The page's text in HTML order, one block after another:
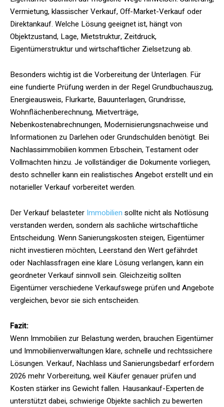
Vermietung, klassischer Verkauf, Off-Market-Verkauf oder
Direktankauf. Welche Lösung geeignet ist, hängt von
Objektzustand, Lage, Mietstruktur, Zeitdruck,
Eigentümerstruktur und wirtschaftlicher Zielsetzung ab.
Besonders wichtig ist die Vorbereitung der Unterlagen. Für
eine fundierte Prüfung werden in der Regel Grundbuchauszug,
Energieausweis, Flurkarte, Bauunterlagen, Grundrisse,
Wohnflächenberechnung, Mietverträge,
Nebenkostenabrechnungen, Modernisierungsnachweise und
Informationen zu Darlehen oder Grundschulden benötigt. Bei
Nachlassimmobilien kommen Erbschein, Testament oder
Vollmachten hinzu. Je vollständiger die Dokumente vorliegen,
desto schneller kann ein realistisches Angebot erstellt und ein
notarieller Verkauf vorbereitet werden.
Der Verkauf belasteter Immobilien sollte nicht als Notlösung
verstanden werden, sondern als sachliche wirtschaftliche
Entscheidung. Wenn Sanierungskosten steigen, Eigentümer
nicht investieren möchten, Leerstand den Wert gefährdet
oder Nachlassfragen eine klare Lösung verlangen, kann ein
geordneter Verkauf sinnvoll sein. Gleichzeitig sollten
Eigentümer verschiedene Verkaufswege prüfen und Angebote
vergleichen, bevor sie sich entscheiden.
Fazit:
Wenn Immobilien zur Belastung werden, brauchen Eigentümer
und Immobilienverwaltungen klare, schnelle und rechtssichere
Lösungen. Verkauf, Nachlass und Sanierungsbedarf erfordern
2026 mehr Vorbereitung, weil Käufer genauer prüfen und
Kosten stärker ins Gewicht fallen. Hausankauf-Experten.de
unterstützt dabei, schwierige Objekte sachlich zu bewerten